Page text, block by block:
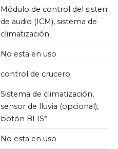
Módulo de control del sistema
de audio (ICM), sistema de
climatización
No esta en uso
control de crucero
Sistema de climatización,
sensor de lluvia (opcional),
botón BLIS*
No esta en uso